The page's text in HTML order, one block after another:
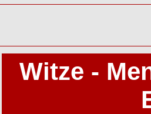
Witze -